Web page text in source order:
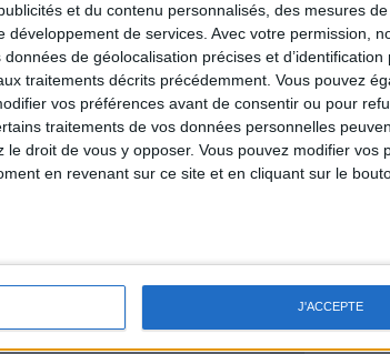
et du contenu personnalisés, des mesures
de services. Avec votre permission,
de géolocalisation précises et d’identification
traitements décrits précédemment. Vous pouvez
vos préférences avant de consentir ou pour
traitements de vos données personnelles
droit de vous y opposer. Vous pouvez modifier vos
en revenant sur ce site et en cliquant sur le
J'ACCEPTE
Voir tout
Savoir Maigrir vous
sereinement de votre objectif
femme